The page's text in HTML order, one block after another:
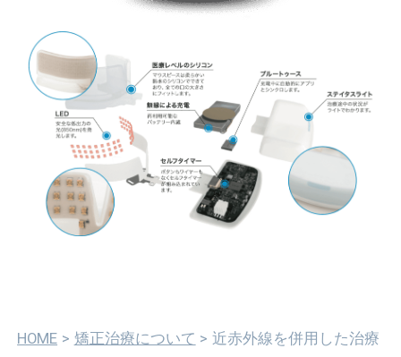
HOME 矯正治療について 近赤外線を併用した治療